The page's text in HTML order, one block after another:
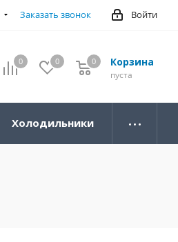
Войти
Заказать звонок
0 0 Корзина
0
пуста
0
Холодильники